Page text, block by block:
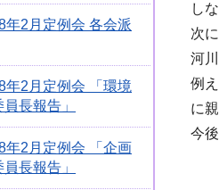
年2月定例会 各会派
年2月定例会 「環境
長報告」
年2月定例会 「企画
長報告」
し
次
河
例
に
今